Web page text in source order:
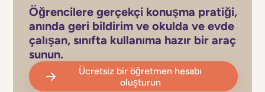
Öğrencilere gerçekçi konuşma pratiği,
anında geri bildirim ve okulda ve evde
çalışan, sınıfta kullanıma hazır bir araç
sunun.
Ücretsiz bir öğretmen hesabı
oluşturun